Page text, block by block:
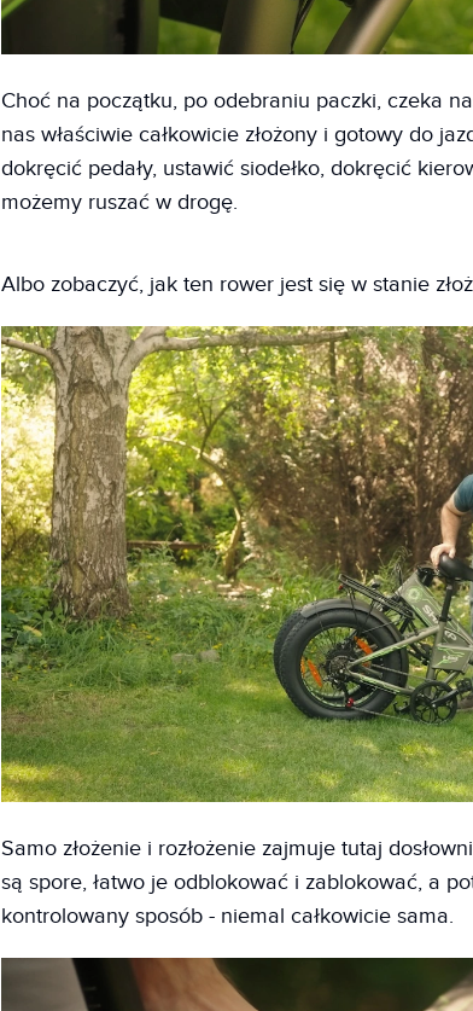
Choć na początku, po odebraniu paczki, czeka
nas właściwie całkowicie złożony i gotowy do
dokręcić pedały, ustawić siodełko, dokręcić
możemy ruszać w drogę.
Albo zobaczyć, jak ten rower jest się w stanie
Samo złożenie i rozłożenie zajmuje tutaj
są spore, łatwo je odblokować i zablokować, a
kontrolowany sposób - niemal całkowicie sama.